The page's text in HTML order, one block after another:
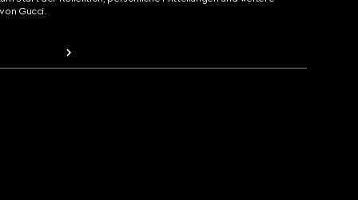
Gucci.